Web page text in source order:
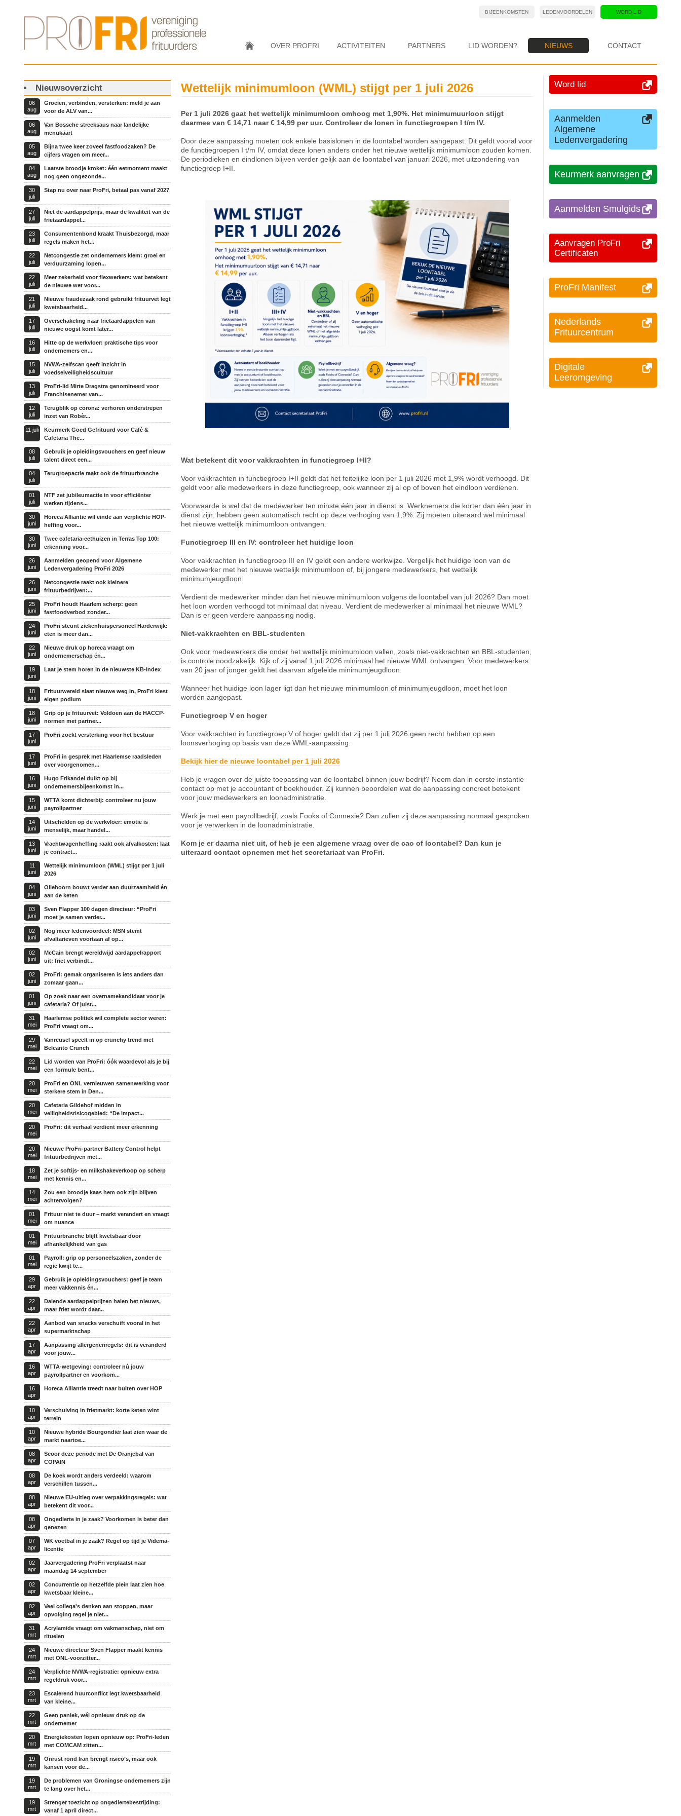
BIJEENKOMSTEN LEDENVOORDELEN WORD LID
OVER PROFRI ACTIVITEITEN PARTNERS LID WORDEN? NIEUWS CONTACT
Nieuwsoverzicht
06
aug
Groeien, verbinden, versterken: meld je aan
voor de ALV van...
06
aug
Van Bossche streeksaus naar landelijke
menukaart
05
aug
Bijna twee keer zoveel fastfoodzaken? De
cijfers vragen om meer...
04
aug
Laatste broodje kroket: één eetmoment maakt
nog geen ongezonde...
30
juli
Stap nu over naar ProFri, betaal pas vanaf 2027
27
juli
Niet de aardappelprijs, maar de kwaliteit van de
frietaardappel...
23
juli
Consumentenbond kraakt Thuisbezorgd, maar
regels maken het...
22
juli
Netcongestie zet ondernemers klem: groei en
verduurzaming lopen...
22
juli
Meer zekerheid voor flexwerkers: wat betekent
de nieuwe wet voor...
21
juli
Nieuwe fraudezaak rond gebruikt frituurvet legt
kwetsbaarheid...
17
juli
Overschakeling naar frietaardappelen van
nieuwe oogst komt later...
16
juli
Hitte op de werkvloer: praktische tips voor
ondernemers en...
15
juli
NVWA-zelfscan geeft inzicht in
voedselveiligheidscultuur
13
juli
ProFri-lid Mirte Dragstra genomineerd voor
Franchisenemer van...
12
juli
Terugblik op corona: verhoren onderstrepen
inzet van Robèr...
11 juli
Keurmerk Goed Gefrituurd voor Café &
Cafetaria The...
08
juli
Gebruik je opleidingsvouchers en geef nieuw
talent direct een...
04
juli
Terugroepactie raakt ook de frituurbranche
01
juli
NTF zet jubileumactie in voor efficiënter
werken tijdens...
30
juni
Horeca Alliantie wil einde aan verplichte HOP-
heffing voor...
30
juni
Twee cafetaria-eethuizen in Terras Top 100:
erkenning voor...
26
juni
Aanmelden geopend voor Algemene
Ledenvergadering ProFri 2026
26
juni
Netcongestie raakt ook kleinere
frituurbedrijven:...
25
juni
ProFri houdt Haarlem scherp: geen
fastfoodverbod zonder...
24
juni
ProFri steunt ziekenhuispersoneel Harderwijk:
eten is meer dan...
22
juni
Nieuwe druk op horeca vraagt om
ondernemerschap én...
19
juni
Laat je stem horen in de nieuwste KB-Index
18
juni
Frituurwereld slaat nieuwe weg in, ProFri kiest
eigen podium
18
juni
Grip op je frituurvet: Voldoen aan de HACCP-
normen met partner...
17
juni
ProFri zoekt versterking voor het bestuur
17
juni
ProFri in gesprek met Haarlemse raadsleden
over voorgenomen...
16
juni
Hugo Frikandel duikt op bij
ondernemersbijeenkomst in...
15
juni
WTTA komt dichterbij: controleer nu jouw
payrollpartner
14
juni
Uitschelden op de werkvloer: emotie is
menselijk, maar handel...
13
juni
Vrachtwagenheffing raakt ook afvalkosten: laat
je contract...
11
juni
Wettelijk minimumloon (WML) stijgt per 1 juli
2026
04
juni
Oliehoorn bouwt verder aan duurzaamheid én
aan de keten
03
juni
Sven Flapper 100 dagen directeur: “ProFri
moet je samen verder...
02
juni
Nog meer ledenvoordeel: MSN stemt
afvaltarieven voortaan af op...
02
juni
McCain brengt wereldwijd aardappelrapport
uit: friet verbindt...
02
juni
ProFri: gemak organiseren is iets anders dan
zomaar gaan...
01
juni
Op zoek naar een overnamekandidaat voor je
cafetaria? Of juist...
31
mei
Haarlemse politiek wil complete sector weren:
ProFri vraagt om...
29
mei
Vanreusel speelt in op crunchy trend met
Belcanto Crunch
22
mei
Lid worden van ProFri: óók waardevol als je bij
een formule bent...
20
mei
ProFri en ONL vernieuwen samenwerking voor
sterkere stem in Den...
20
mei
Cafetaria Gildehof midden in
veiligheidsrisicogebied: “De impact...
20
mei
ProFri: dit verhaal verdient meer erkenning
20
mei
Nieuwe ProFri-partner Battery Control helpt
frituurbedrijven met...
18
mei
Zet je softijs- en milkshakeverkoop op scherp
met kennis en...
14
mei
Zou een broodje kaas hem ook zijn blijven
achtervolgen?
01
mei
Frituur niet te duur – markt verandert en vraagt
om nuance
01
mei
Frituurbranche blijft kwetsbaar door
afhankelijkheid van gas
01
mei
Payroll: grip op personeelszaken, zonder de
regie kwijt te...
29
apr
Gebruik je opleidingsvouchers: geef je team
meer vakkennis én...
22
apr
Dalende aardappelprijzen halen het nieuws,
maar friet wordt daar...
22
apr
Aanbod van snacks verschuift vooral in het
supermarktschap
17
apr
Aanpassing allergenenregels: dit is veranderd
voor jouw...
16
apr
WTTA-wetgeving: controleer nú jouw
payrollpartner en voorkom...
16
apr
Horeca Alliantie treedt naar buiten over HOP
10
apr
Verschuiving in frietmarkt: korte keten wint
terrein
10
apr
Nieuwe hybride Bourgondiër laat zien waar de
markt naartoe...
08
apr
Scoor deze periode met De Oranjebal van
COPAIN
08
apr
De koek wordt anders verdeeld: waarom
verschillen tussen...
08
apr
Nieuwe EU-uitleg over verpakkingsregels: wat
betekent dit voor...
08
apr
Ongedierte in je zaak? Voorkomen is beter dan
genezen
07
apr
WK voetbal in je zaak? Regel op tijd je Videma-
licentie
02
apr
Jaarvergadering ProFri verplaatst naar
maandag 14 september
02
apr
Concurrentie op hetzelfde plein laat zien hoe
kwetsbaar kleine...
02
apr
Veel collega's denken aan stoppen, maar
opvolging regel je niet...
31
mrt
Acrylamide vraagt om vakmanschap, niet om
rituelen
24
mrt
Nieuwe directeur Sven Flapper maakt kennis
met ONL-voorzitter...
24
mrt
Verplichte NVWA-registratie: opnieuw extra
regeldruk voor...
23
mrt
Escalerend huurconflict legt kwetsbaarheid
van kleine...
22
mrt
Geen paniek, wél opnieuw druk op de
ondernemer
20
mrt
Energiekosten lopen opnieuw op: ProFri-leden
met COMCAM zitten...
19
mrt
Onrust rond Iran brengt risico’s, maar ook
kansen voor de...
19
mrt
De problemen van Groningse ondernemers zijn
te lang over het...
19
mrt
Strenger toezicht op ongediertebestrijding:
vanaf 1 april direct...
Wettelijk minimumloon (WML) stijgt per 1 juli 2026
Per 1 juli 2026 gaat het wettelijk minimumloon omhoog met 1,90%. Het minimumuurloon stijgt
daarmee van € 14,71 naar € 14,99 per uur. Controleer de lonen in functiegroepen I t/m IV.
Door deze aanpassing moeten ook enkele basislonen in de loontabel worden aangepast. Dit geldt vooral voor
de functiegroepen I t/m IV, omdat deze lonen anders onder het nieuwe wettelijk minimumloon zouden komen.
De periodieken en eindlonen blijven verder gelijk aan de loontabel van januari 2026, met uitzondering van
functiegroep I+II.
Wat betekent dit voor vakkrachten in functiegroep I+II?
Voor vakkrachten in functiegroep I+II geldt dat het feitelijke loon per 1 juli 2026 met 1,9% wordt verhoogd. Dit
geldt voor alle medewerkers in deze functiegroep, ook wanneer zij al op of boven het eindloon verdienen.
Voorwaarde is wel dat de medewerker ten minste één jaar in dienst is. Werknemers die korter dan één jaar in
dienst zijn, hebben geen automatisch recht op deze verhoging van 1,9%. Zij moeten uiteraard wel minimaal
het nieuwe wettelijk minimumloon ontvangen.
Functiegroep III en IV: controleer het huidige loon
Voor vakkrachten in functiegroep III en IV geldt een andere werkwijze. Vergelijk het huidige loon van de
medewerker met het nieuwe wettelijk minimumloon of, bij jongere medewerkers, het wettelijk
minimumjeugdloon.
Verdient de medewerker minder dan het nieuwe minimumloon volgens de loontabel van juli 2026? Dan moet
het loon worden verhoogd tot minimaal dat niveau. Verdient de medewerker al minimaal het nieuwe WML?
Dan is er geen verdere aanpassing nodig.
Niet-vakkrachten en BBL-studenten
Ook voor medewerkers die onder het wettelijk minimumloon vallen, zoals niet-vakkrachten en BBL-studenten,
is controle noodzakelijk. Kijk of zij vanaf 1 juli 2026 minimaal het nieuwe WML ontvangen. Voor medewerkers
van 20 jaar of jonger geldt het daarvan afgeleide minimumjeugdloon.
Wanneer het huidige loon lager ligt dan het nieuwe minimumloon of minimumjeugdloon, moet het loon
worden aangepast.
Functiegroep V en hoger
Voor vakkrachten in functiegroep V of hoger geldt dat zij per 1 juli 2026 geen recht hebben op een
loonsverhoging op basis van deze WML-aanpassing.
Bekijk hier de nieuwe loontabel per 1 juli 2026
Heb je vragen over de juiste toepassing van de loontabel binnen jouw bedrijf? Neem dan in eerste instantie
contact op met je accountant of boekhouder. Zij kunnen beoordelen wat de aanpassing concreet betekent
voor jouw medewerkers en loonadministratie.
Werk je met een payrollbedrijf, zoals Fooks of Connexie? Dan zullen zij deze aanpassing normaal gesproken
voor je verwerken in de loonadministratie.
Kom je er daarna niet uit, of heb je een algemene vraag over de cao of loontabel? Dan kun je
uiteraard contact opnemen met het secretariaat van ProFri.
Word lid
Aanmelden
Algemene
Ledenvergadering
Keurmerk aanvragen
Aanmelden Smulgids
Aanvragen ProFri
Certificaten
ProFri Manifest
Nederlands
Frituurcentrum
Digitale
Leeromgeving